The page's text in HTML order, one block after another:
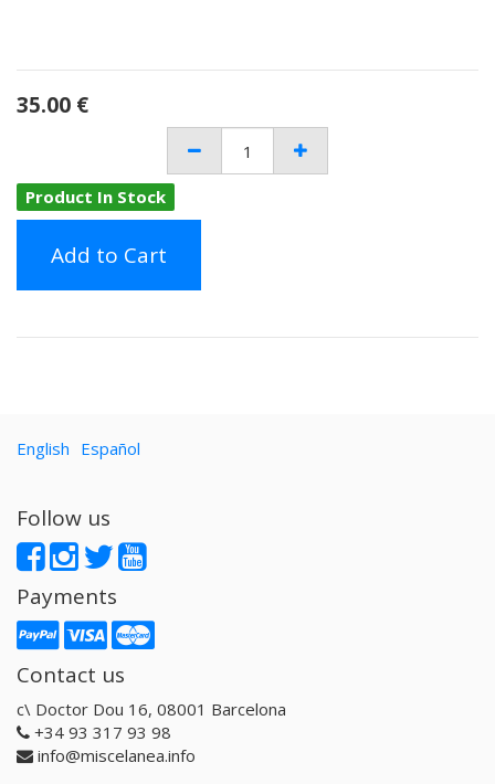
35.00 €
Product In Stock
Add to Cart
English Español
Follow us
Payments
Contact us
c\ Doctor Dou 16, 08001 Barcelona
+34 93 317 93 98
info@miscelanea.info